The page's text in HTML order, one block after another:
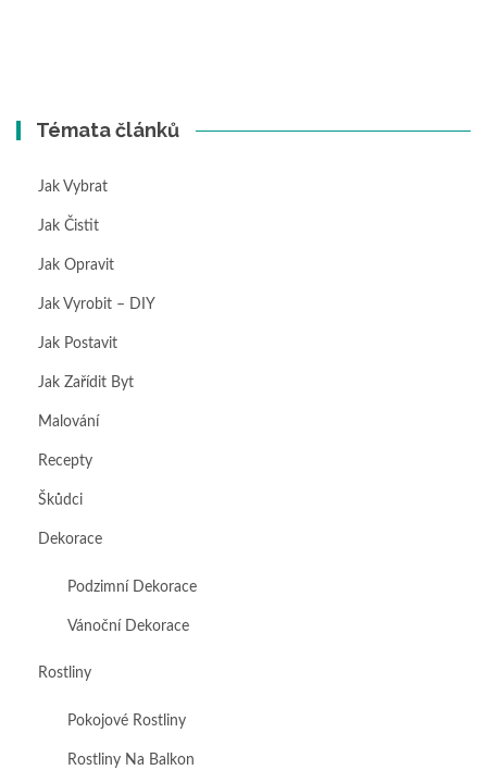
Témata článků
Jak Vybrat
Jak Čistit
Jak Opravit
Jak Vyrobit – DIY
Jak Postavit
Jak Zařídit Byt
Malování
Recepty
Škůdci
Dekorace
Podzimní Dekorace
Vánoční Dekorace
Rostliny
Pokojové Rostliny
Rostliny Na Balkon